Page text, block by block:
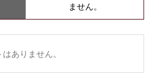
ません。
ありません。